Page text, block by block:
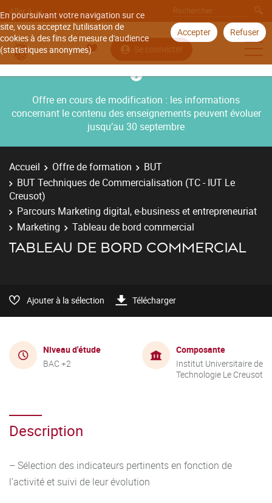
En poursuivant votre navigation sur ce
site, vous acceptez l'utilisation de
cookies à des fins de mesure d'audience
(statistiques anonymes).
Accepter Refuser
Aller à
Se connecter
Offre en cours de modification : les informations
concernant le contenu des enseignements peuvent évoluer
jusqu’au 30 septembre
Accueil Offre de formation
BUT
BUT Techniques de Commercialisation (TC - IUT Le
Creusot)
Parcours Marketing digital, e-business et entrepreneuriat
Marketing
Tableau de bord commercial
TABLEAU DE BORD COMMERCIAL
Ajouter à la sélection Télécharger
Niveau d'étude
BAC +2
Composante
Institut Universitaire de
Technologie Le Creusot
Description
– Sélection des indicateurs pertinents en fonction de
l’activité et suivi de leur évolution